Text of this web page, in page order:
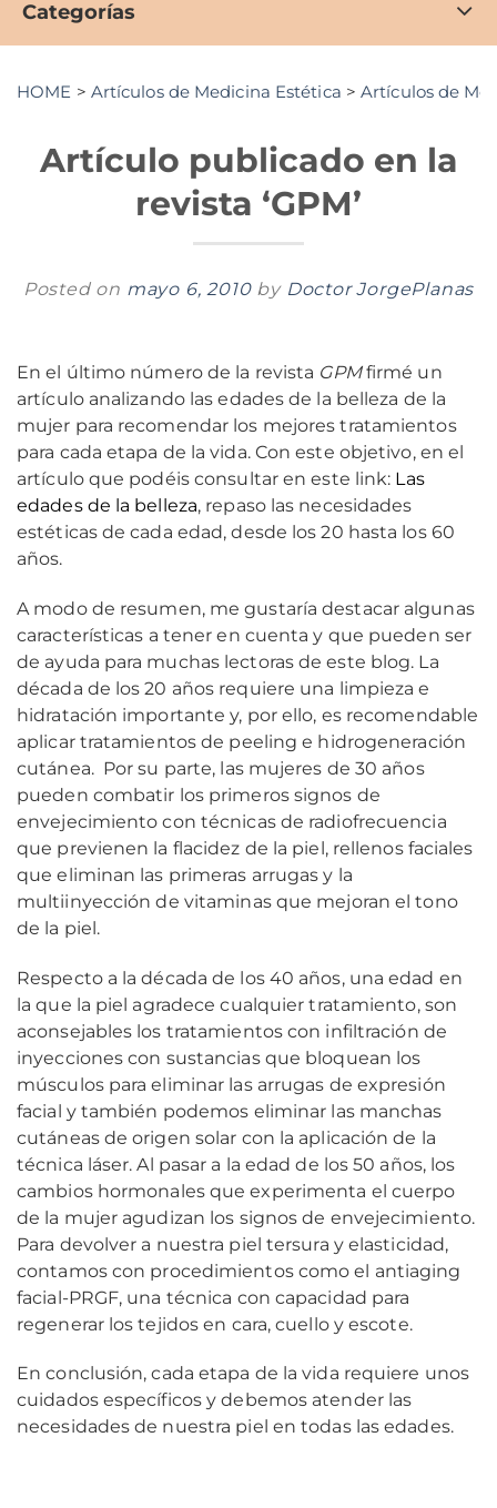
Categorías
HOME > Artículos de Medicina Estética >Artículos de
Artículo publicado en la
revista ‘GPM’
Posted on mayo 6, 2010 by Doctor JorgePlanas
En el último número de la revista GPMfirmé un
artículo analizando las edades de la belleza de la
mujer para recomendar los mejores tratamientos
para cada etapa de la vida. Con este objetivo, en el
artículo que podéis consultar en este link: Las
edades de la belleza, repaso las necesidades
estéticas de cada edad, desde los 20 hasta los 60
años.
A modo de resumen, me gustaría destacar algunas
características a tener en cuenta y que pueden ser
de ayuda para muchas lectoras de este blog. La
década de los 20 años requiere una limpieza e
hidratación importante y, por ello, es recomendable
aplicar tratamientos de peeling e hidrogeneración
cutánea. Por su parte, las mujeres de 30 años
pueden combatir los primeros signos de
envejecimiento con técnicas de radiofrecuencia
que previenen la flacidez de la piel, rellenos faciales
que eliminan las primeras arrugas y la
multiinyección de vitaminas que mejoran el tono
de la piel.
Respecto a la década de los 40 años, una edad en
la que la piel agradece cualquier tratamiento, son
aconsejables los tratamientos con infiltración de
inyecciones con sustancias que bloquean los
músculos para eliminar las arrugas de expresión
facial y también podemos eliminar las manchas
cutáneas de origen solar con la aplicación de la
técnica láser. Al pasar a la edad de los 50 años, los
cambios hormonales que experimenta el cuerpo
de la mujer agudizan los signos de envejecimiento.
Para devolver a nuestra piel tersura y elasticidad,
contamos con procedimientos como el antiaging
facial-PRGF, una técnica con capacidad para
regenerar los tejidos en cara, cuello y escote.
En conclusión, cada etapa de la vida requiere unos
cuidados específicos y debemos atender las
necesidades de nuestra piel en todas las edades.